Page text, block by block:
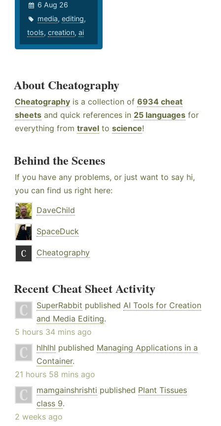
6 Aug 26
media, editing,
tools, creation, ai
About Cheatography
Cheatography is a collection of 6934 cheat
sheets and quick references in 25 languages for
everything from travel to science!
Behind the Scenes
If you have any problems, or just want to say hi,
you can find us right here:
DaveChild
SpaceDuck
Cheatography
Recent Cheat Sheet Activity
SuperRabbit published AI Tools for Creation
and Media Editing.
5 hours 34 mins ago
hlhlhl published Managing Applications in a
Container.
21 hours 58 mins ago
mamgainshrishti published Plant Tissues
class 9.
2 weeks ago